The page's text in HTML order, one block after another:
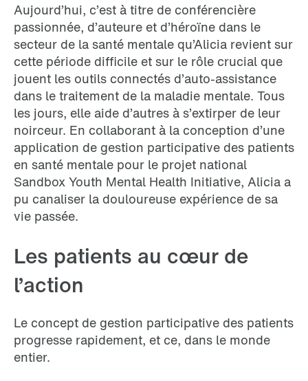
Aujourd’hui, c’est à titre de conférencière
passionnée, d’auteure et d’héroïne dans le
secteur de la santé mentale qu’Alicia revient sur
cette période difficile et sur le rôle crucial que
jouent les outils connectés d’auto-assistance
dans le traitement de la maladie mentale. Tous
les jours, elle aide d’autres à s’extirper de leur
noirceur. En collaborant à la conception d’une
application de gestion participative des patients
en santé mentale pour le projet national
Sandbox Youth Mental Health Initiative, Alicia a
pu canaliser la douloureuse expérience de sa
vie passée.
Les patients au cœur de
l’action
Le concept de gestion participative des patients
progresse rapidement, et ce, dans le monde
entier.